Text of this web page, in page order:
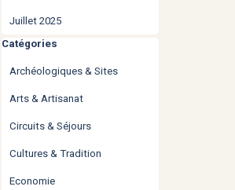
Juillet 2025
Sauter le bloc Catégories
Catégories
Archéologiques & Sites
Arts & Artisanat
Circuits & Séjours
Cultures & Tradition
Economie